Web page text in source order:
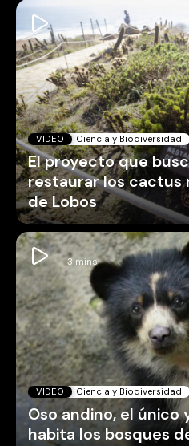
VIDEO Ciencia y Biodiversidad
El proyecto que
restaurar los cactus
de Lobos
VIDEO Ciencia y Biodiversidad
Oso andino, el
habita los bosques